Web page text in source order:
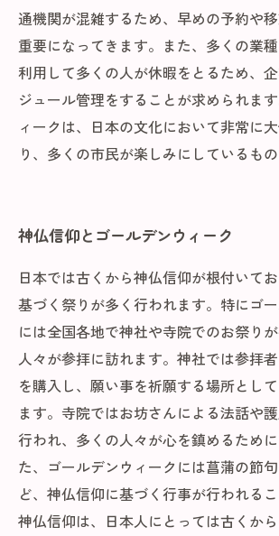
通機関が混雑するため、早めの予約や
重要になってきます。また、多くの業
利用して多くの人が休暇をとるため、
ジュール管理をすることが求められま
ィークは、日本の文化において非常に
り、多くの市民が楽しみにしているもの
神仏信仰とゴールデンウィーク
日本では古くから神仏信仰が根付いて
基づく祭りが多く行われます。特にゴ
には全国各地で神社や寺院でのお祭り
人々が参拝に訪れます。神社では参拝
を購入し、願い事を祈願する場所とし
ます。寺院ではお坊さんによる法話や
行われ、多くの人々が心を鎮めるため
た、ゴールデンウィークには菖蒲の節
ど、神仏信仰に基づく行事が行われるこ
神仏信仰は、日本人にとっては古くか